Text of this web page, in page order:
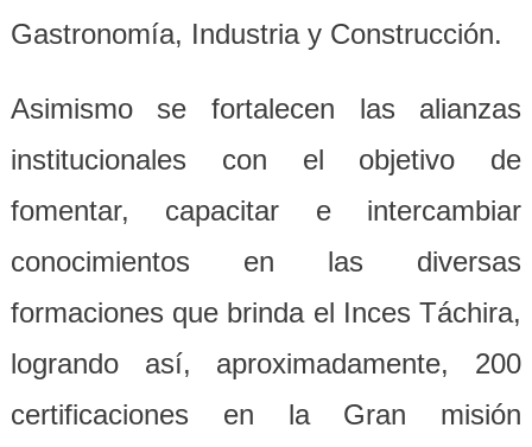
Gastronomía, Industria y Construcción.
Asimismo se fortalecen las alianzas
institucionales con el objetivo de
fomentar, capacitar e intercambiar
conocimientos en las diversas
formaciones que brinda el Inces Táchira,
logrando así, aproximadamente, 200
certificaciones en la Gran misión